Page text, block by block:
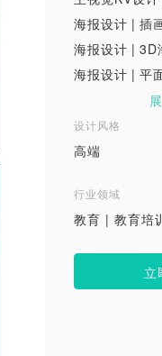
海报设计 | 插
海报设计 | 3D
海报设计 | 平
海报设计
海报设计
视频后期创作
KOL采买 |
视频 / 短视频
Social Video |
设计风格
高端
行业领域
教育 | 教育培
立